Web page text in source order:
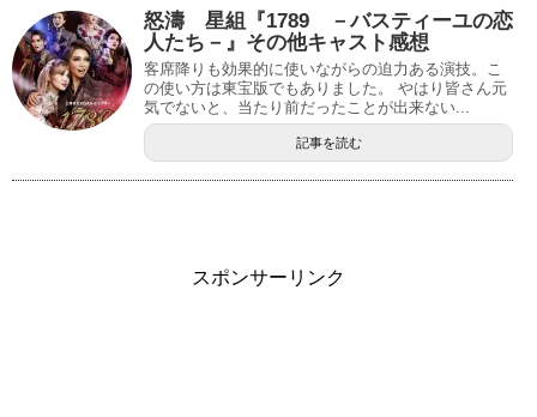
怒濤 星組『1789 －バスティーユの恋
人たち－』その他キャスト感想
客席降りも効果的に使いながらの迫力ある演技。こ
の使い方は東宝版でもありました。 やはり皆さん元
気でないと、当たり前だったことが出来ない...
記事を読む
スポンサーリンク